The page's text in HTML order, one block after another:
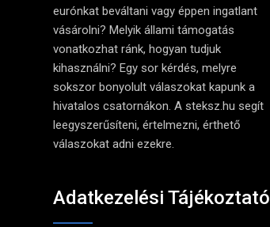
eurónkat beváltani vagy éppen ingatlant
vásárolni? Melyik állami támogatás
vonatkozhat ránk, hogyan tudjuk
kihasználni? Egy sor kérdés, melyre
sokszor bonyolult válaszokat kapunk a
hivatalos csatornákon. A steksz.hu segít
leegyszerűsíteni, értelmezni, érthető
válaszokat adni ezekre.
Adatkezelési Tájékoztató